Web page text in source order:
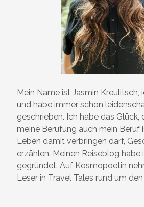
Mein Name ist Jasmin Kreulitsch,
und habe immer schon
geschrieben. Ich habe das Glück,
meine Berufung auch mein Beruf
Leben damit verbringen darf,
erzählen. Meinen Reiseblog habe
gegründet. Auf Kosmopoetin
Leser in Travel Tales rund um